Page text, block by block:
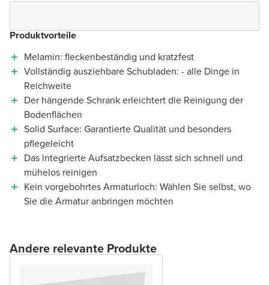
Produktvorteile
Melamin: fleckenbeständig und kratzfest
Vollständig ausziehbare Schubladen: - alle Dinge in
Reichweite
Der hängende Schrank erleichtert die Reinigung der
Bodenflächen
Solid Surface: Garantierte Qualität und besonders
pflegeleicht
Das integrierte Aufsatzbecken lässt sich schnell und
mühelos reinigen
Kein vorgebohrtes Armaturloch: Wählen Sie selbst, wo
Sie die Armatur anbringen möchten
Andere relevante Produkte